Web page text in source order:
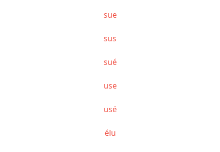
sue
sus
sué
use
usé
élu